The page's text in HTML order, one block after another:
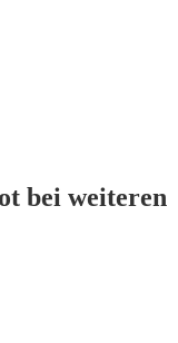
bei weiteren